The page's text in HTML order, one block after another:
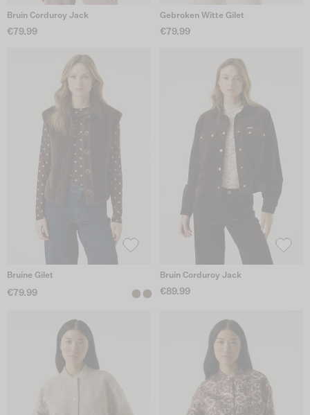
Bruin Corduroy Jack
€79.99
Gebroken Witte Gilet
€79.99
Bruine Gilet
€79.99
Bruin Corduroy Jack
€89.99